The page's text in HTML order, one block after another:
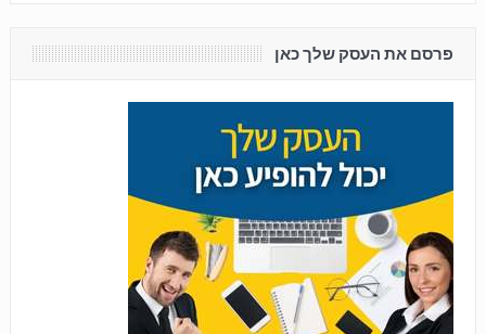
פרסם את העסק שלך כאן